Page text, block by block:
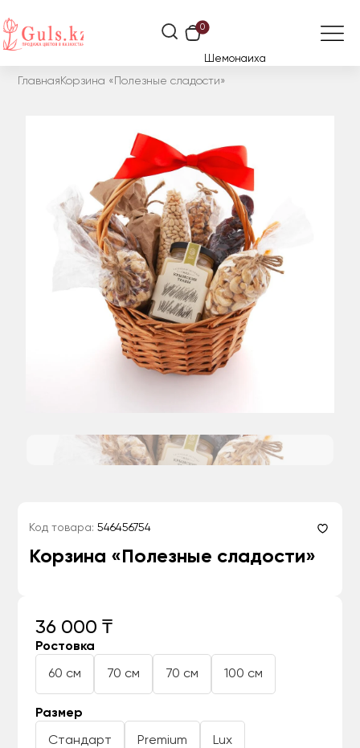
0
Шемонаиха
Главная Корзина «Полезные сладости»
Код товара: 546456754
Корзина «Полезные сладости»
36 000 ₸
Ростовка
60 см 70 см 70 см 100 см
Размер
Стандарт Premium Lux